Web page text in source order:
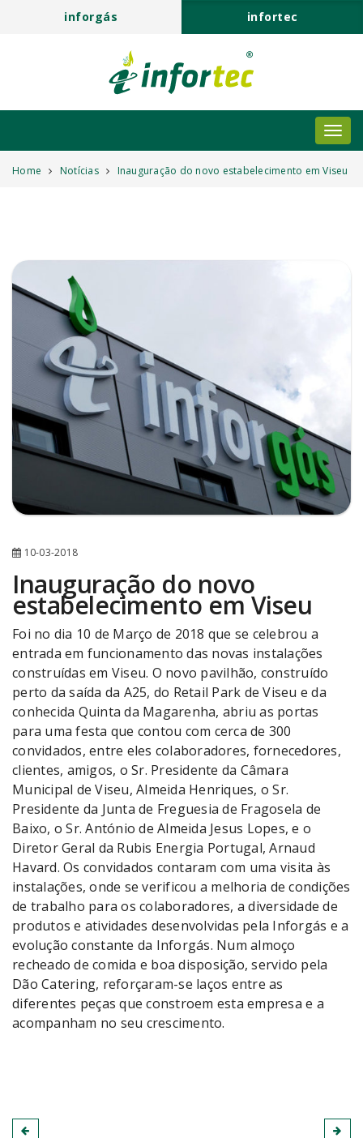
inforgás infortec
Home Notícias Inauguração do novo estabelecimento em Viseu
10-03-2018
Inauguração do novo
estabelecimento em Viseu
Foi no dia 10 de Março de 2018 que se celebrou a
entrada em funcionamento das novas instalações
construídas em Viseu. O novo pavilhão, construído
perto da saída da A25, do Retail Park de Viseu e da
conhecida Quinta da Magarenha, abriu as portas
para uma festa que contou com cerca de 300
convidados, entre eles colaboradores, fornecedores,
clientes, amigos, o Sr. Presidente da Câmara
Municipal de Viseu, Almeida Henriques, o Sr.
Presidente da Junta de Freguesia de Fragosela de
Baixo, o Sr. António de Almeida Jesus Lopes, e o
Diretor Geral da Rubis Energia Portugal, Arnaud
Havard. Os convidados contaram com uma visita às
instalações, onde se verificou a melhoria de condições
de trabalho para os colaboradores, a diversidade de
produtos e atividades desenvolvidas pela Inforgás e a
evolução constante da Inforgás. Num almoço
recheado de comida e boa disposição, servido pela
Dão Catering, reforçaram-se laços entre as
diferentes peças que constroem esta empresa e a
acompanham no seu crescimento.